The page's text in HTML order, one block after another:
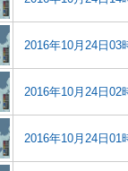
2016年10月24日03
2016年10月24日02
2016年10月24日01